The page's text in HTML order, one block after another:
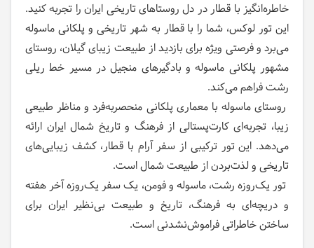
خاطره‌انگیز با قطار در دل روستاهای تاریخی ایران را تجربه کنید.
این تور لوکس، شما را با قطار به شهر تاریخی و پلکانی ماسوله
می‌برد و فرصتی ویژه برای بازدید از طبیعت زیبای گیلان، روستای
مشهور پلکانی ماسوله و بادگیرهای منجیل در مسیر خط ریلی
رشت فراهم می‌کند.
روستای ماسوله با معماری پلکانی منحصربه‌فرد و مناظر طبیعی
زیبا، تجربه‌ای کارت‌پستالی از فرهنگ و تاریخ شمال ایران ارائه
می‌دهد. این تور ترکیبی از سفر آرام با قطار، کشف زیبایی‌های
تاریخی و لذت‌بردن از طبیعت شمال است.
تور یک‌روزه رشت، ماسوله و فومن، یک سفر یک‌روزه آخر هفته
و دریچه‌ای به فرهنگ، تاریخ و طبیعت بی‌نظیر ایران برای
ساختن خاطراتی فراموش‌نشدنی است.